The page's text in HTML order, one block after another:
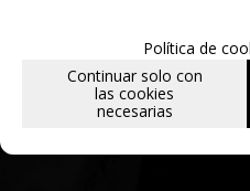
Política de
Continuar solo con
las cookies
necesarias